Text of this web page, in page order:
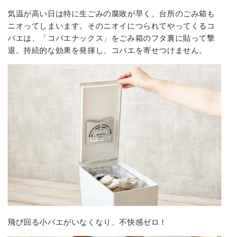
気温が高い日は特に生ごみの腐敗が早く、台所のごみ箱も
ニオってしまいます。そのニオイにつられてやってくるコ
バエは、「コバエナックス」をごみ箱のフタ裏に貼って撃
退。持続的な効果を発揮し、コバエを寄せつけません。
飛び回る小バエがいなくなり、不快感ゼロ！